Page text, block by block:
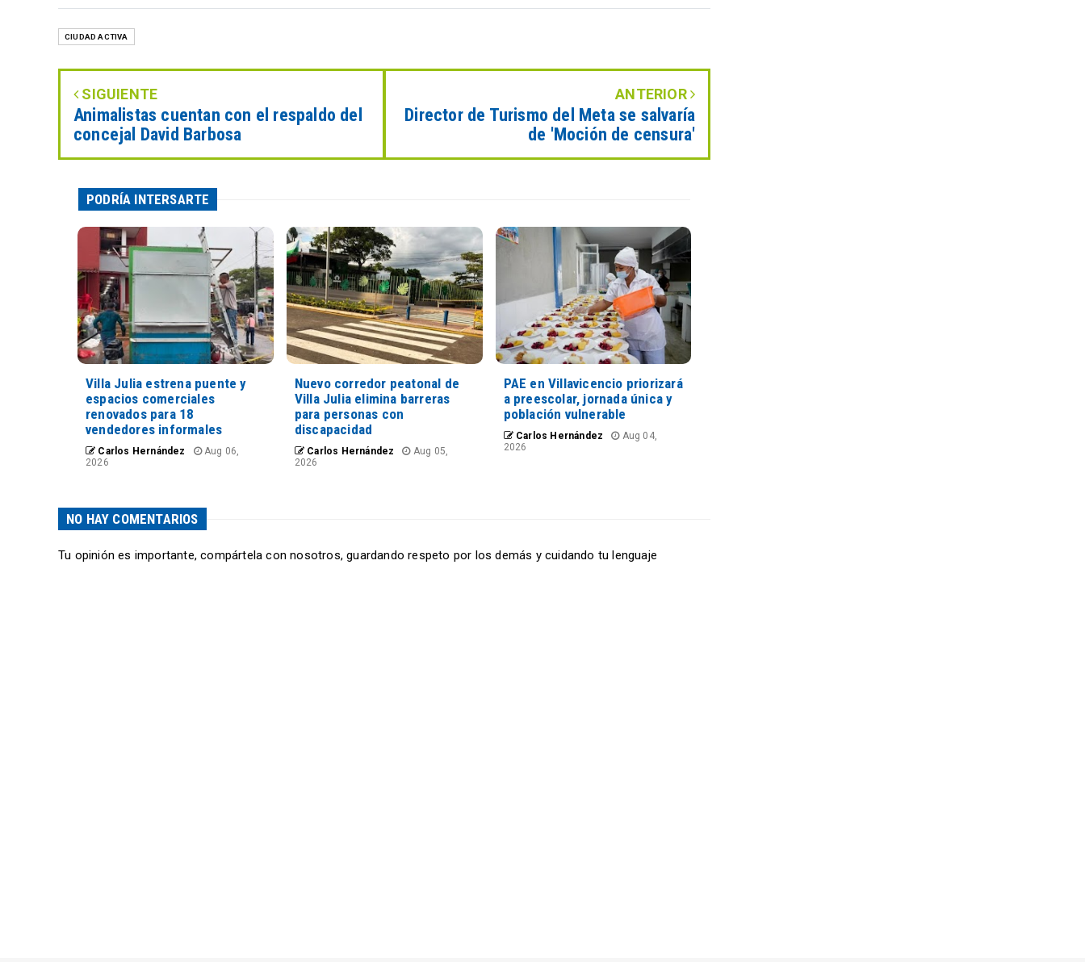
CIUDAD ACTIVA
SIGUIENTE
Animalistas cuentan con el respaldo del
concejal David Barbosa
ANTERIOR
Director de Turismo del Meta se salvaría
de 'Moción de censura'
PODRÍA INTERSARTE
Villa Julia estrena puente y
espacios comerciales
renovados para 18
vendedores informales
Carlos Hernández
Aug 06,
2026
Nuevo corredor peatonal de
Villa Julia elimina barreras
para personas con
discapacidad
Carlos Hernández
Aug 05,
2026
PAE en Villavicencio priorizará
a preescolar, jornada única y
población vulnerable
Carlos Hernández
Aug 04,
2026
NO HAY COMENTARIOS
Tu opinión es importante, compártela con nosotros, guardando respeto por los demás y cuidando tu lenguaje